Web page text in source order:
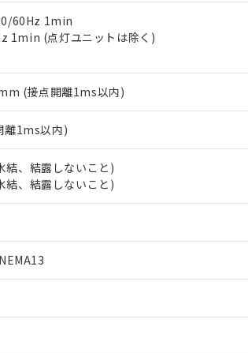
60Hz 1min
1min (点灯ユニットは除く)
(接点開離1ms以内)
離1ms以内)
、結露しないこと)
、結露しないこと)